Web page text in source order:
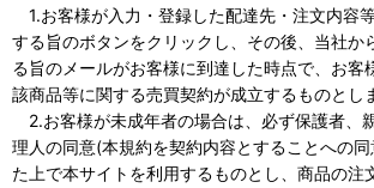
1.お客様が入力・登録した配達先・注文内容
する旨のボタンをクリックし、その後、当社か
る旨のメールがお客様に到達した時点で、お客
該商品等に関する売買契約が成立するものとし
2.お客様が未成年者の場合は、必ず保護者、
理人の同意(本規約を契約内容とすることへの
た上で本サイトを利用するものとし、商品の注